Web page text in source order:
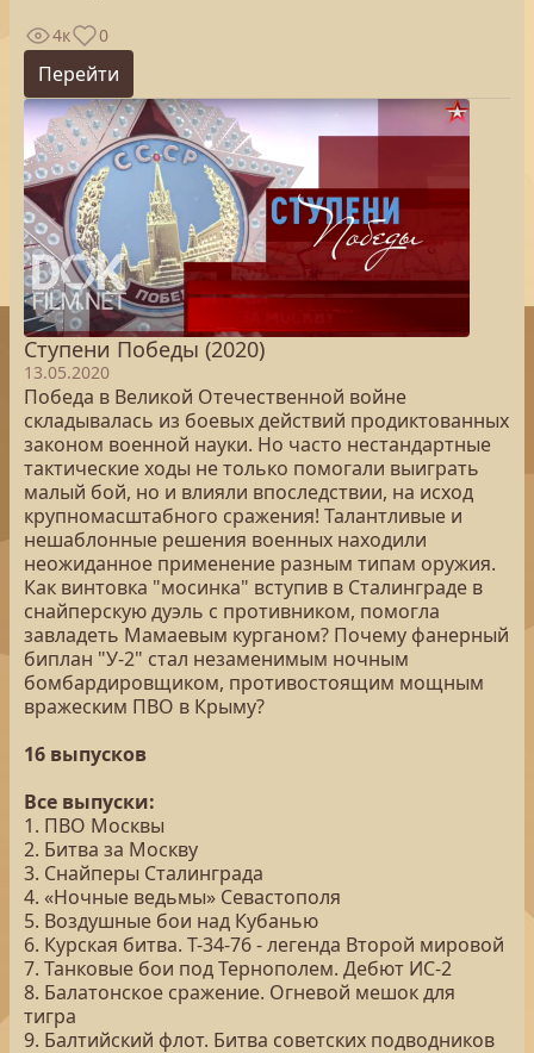
4к 0
Перейти
Ступени Победы (2020)
13.05.2020
Победа в Великой Отечественной войне
складывалась из боевых действий продиктованных
законом военной науки. Но часто нестандартные
тактические ходы не только помогали выиграть
малый бой, но и влияли впоследствии, на исход
крупномасштабного сражения! Талантливые и
нешаблонные решения военных находили
неожиданное применение разным типам оружия.
Как винтовка "мосинка" вступив в Сталинграде в
снайперскую дуэль с противником, помогла
завладеть Мамаевым курганом? Почему фанерный
биплан "У-2" стал незаменимым ночным
бомбардировщиком, противостоящим мощным
вражеским ПВО в Крыму?
16 выпусков
Все выпуски:
1. ПВО Москвы
2. Битва за Москву
3. Снайперы Сталинграда
4. «Ночные ведьмы» Севастополя
5. Воздушные бои над Кубанью
6. Курская битва. Т-34-76 - легенда Второй мировой
7. Танковые бои под Тернополем. Дебют ИС-2
8. Балатонское сражение. Огневой мешок для
тигра
9. Балтийский флот. Битва советских подводников